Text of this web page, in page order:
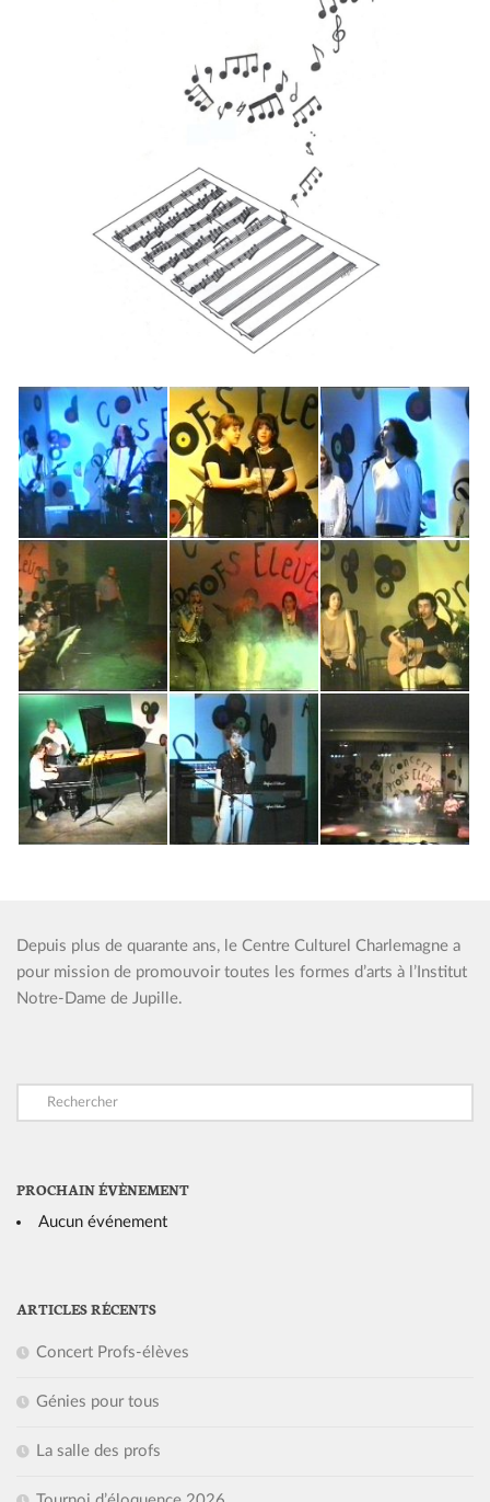
Depuis plus de quarante ans, le Centre Culturel Charlemagne a
pour mission de promouvoir toutes les formes d’arts à l’Institut
Notre-Dame de Jupille.
PROCHAIN ÉVÈNEMENT
Aucun événement
ARTICLES RÉCENTS
Concert Profs-élèves
Génies pour tous
La salle des profs